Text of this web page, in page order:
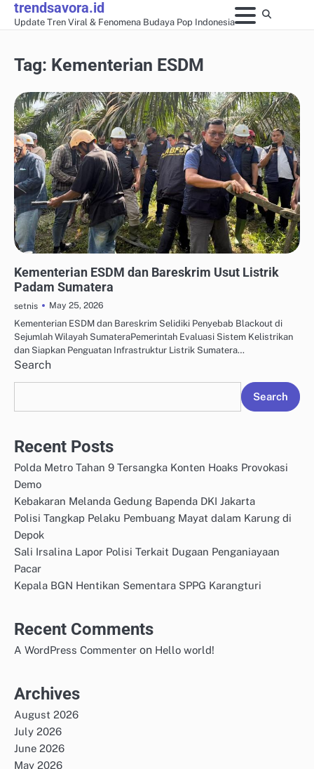
Skiptrendsavora.id
Update Tren Viral & Fenomena Budaya Pop Indonesia
Tag: Kementerian ESDM
Kementerian ESDM dan Bareskrim Usut Listrik
Padam Sumatera
setnis
May 25, 2026
Kementerian ESDM dan Bareskrim Selidiki Penyebab Blackout di
Sejumlah Wilayah SumateraPemerintah Evaluasi Sistem Kelistrikan
dan Siapkan Penguatan Infrastruktur Listrik Sumatera…
Search
Search
Recent Posts
Polda Metro Tahan 9 Tersangka Konten Hoaks Provokasi
Demo
Kebakaran Melanda Gedung Bapenda DKI Jakarta
Polisi Tangkap Pelaku Pembuang Mayat dalam Karung di
Depok
Sali Irsalina Lapor Polisi Terkait Dugaan Penganiayaan
Pacar
Kepala BGN Hentikan Sementara SPPG Karangturi
Recent Comments
A WordPress Commenter on Hello world!
Archives
August 2026
July 2026
June 2026
May 2026